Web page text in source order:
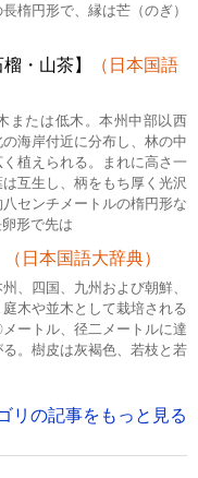
楕円形で、縁は芒（のぎ）
・山茶】
（日本国語
または低木。本州中部以西
海岸付近に分布し、林の中
植えられる。まれに高さ一
互生し、柄をもち厚く光沢
センチメートルの楕円形な
形で先は
（日本国語大辞典）
、四国、九州および朝鮮、
木や並木として栽培される
ートル、径二メートルに達
。樹皮は灰褐色、若枝と若
リの記事をもっと見る